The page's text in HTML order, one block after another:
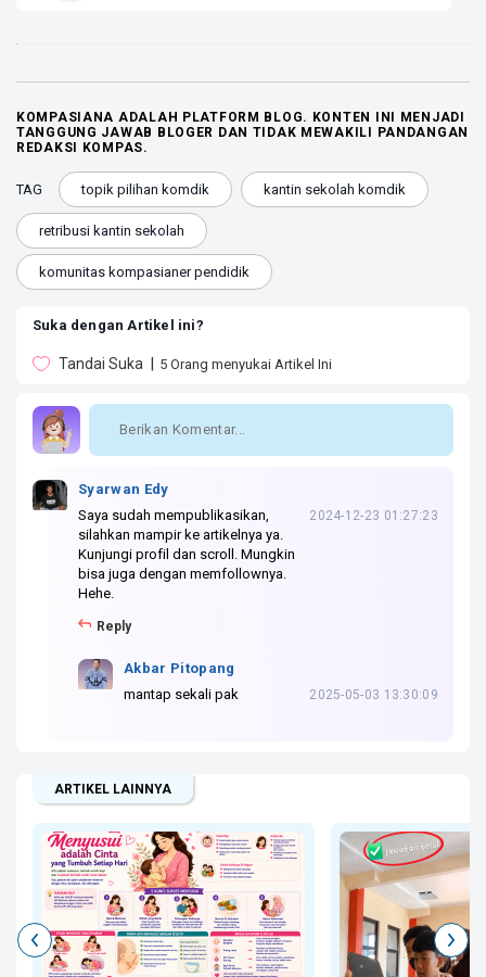
KOMPASIANA ADALAH PLATFORM BLOG. KONTEN INI MENJADI
TANGGUNG JAWAB BLOGER DAN TIDAK MEWAKILI PANDANGAN
REDAKSI KOMPAS.
TAG topik pilihan komdik kantin sekolah komdik
retribusi kantin sekolah
komunitas kompasianer pendidik
Suka dengan Artikel ini?
Tandai Suka 5 Orang menyukai Artikel Ini
Syarwan Edy
Saya sudah mempublikasikan,
silahkan mampir ke artikelnya ya.
Kunjungi profil dan scroll. Mungkin
bisa juga dengan memfollownya.
Hehe.
2024-12-23 01:27:23
Reply
Akbar Pitopang
mantap sekali pak
2025-05-03 13:30:09
ARTIKEL LAINNYA